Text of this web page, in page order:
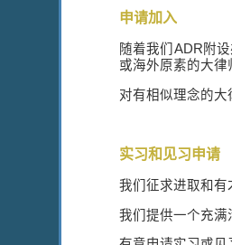
申请加入
随着我们ADR附
或海外原素的大
对有相似理念的
实习和见习申请
我们征求进取和
我们提供一个充